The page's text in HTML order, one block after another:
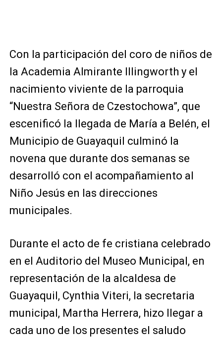
Con la participación del coro de niños de
la Academia Almirante Illingworth y el
nacimiento viviente de la parroquia
“Nuestra Señora de Czestochowa”, que
escenificó la llegada de María a Belén, el
Municipio de Guayaquil culminó la
novena que durante dos semanas se
desarrolló con el acompañamiento al
Niño Jesús en las direcciones
municipales.
Durante el acto de fe cristiana celebrado
en el Auditorio del Museo Municipal, en
representación de la alcaldesa de
Guayaquil, Cynthia Viteri, la secretaria
municipal, Martha Herrera, hizo llegar a
cada uno de los presentes el saludo